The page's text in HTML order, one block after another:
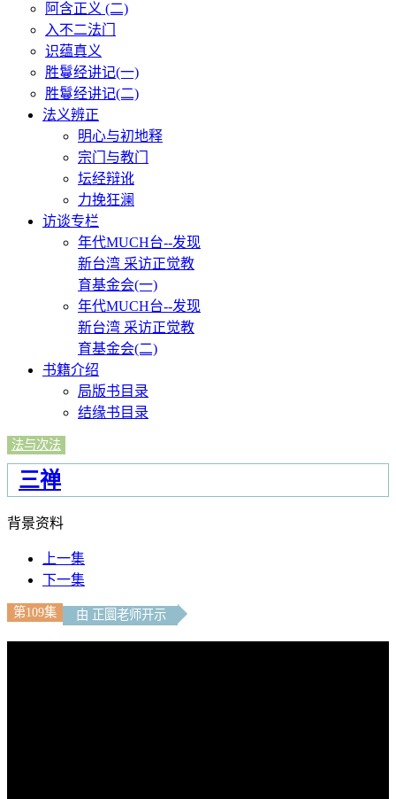
阿含正义 (二)
入不二法门
识蕴真义
胜鬘经讲记(一)
胜鬘经讲记(二)
法义辨正
明心与初地释
宗门与教门
坛经辩讹
力挽狂澜
访谈专栏
年代MUCH台--发现
新台湾 采访正觉教
育基金会(一)
年代MUCH台--发现
新台湾 采访正觉教
育基金会(二)
书籍介绍
局版书目录
结缘书目录
法与次法
三禅
背景资料
上一集
下一集
第109集 由 正圜老师开示